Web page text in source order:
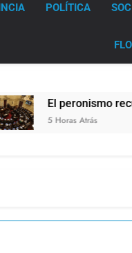
POLÍTICA
aire en el Senado